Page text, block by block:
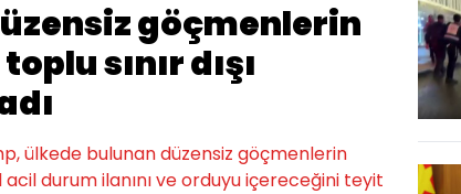
göçmenlerin
sınır dışı
ülkede bulunan düzensiz göçmenlerin
acil durum ilanını ve orduyu içereceğini teyit